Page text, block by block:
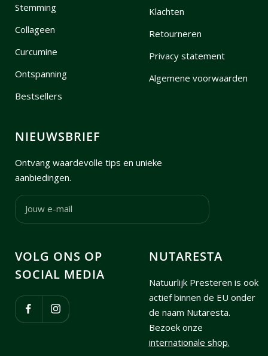
Stemming
Collageen
Curcumine
Ontspanning
Bestsellers
Klachten
Retourneren
Privacy statement
Algemene voorwaarden
NIEUWSBRIEF
Ontvang waardevolle tips en unieke
aanbiedingen.
Jouw e-mail
VOLG ONS OP
SOCIAL MEDIA
NUTARESTA
Natuurlijk Presteren is ook
actief binnen de EU onder
de naam Nutaresta.
Bezoek onze
internationale shop.